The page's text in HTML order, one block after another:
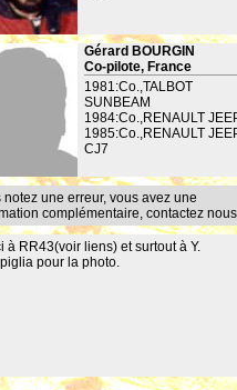
Gérard BOURGIN
Co-pilote, France
1981:Co.,TALBOT
SUNBEAM
1984:Co.,RENAULT
1985:Co.,RENAULT
CJ7
notez une erreur, vous avez une
complémentaire, contactez nous
à RR43(voir liens) et surtout à Y.
pour la photo.